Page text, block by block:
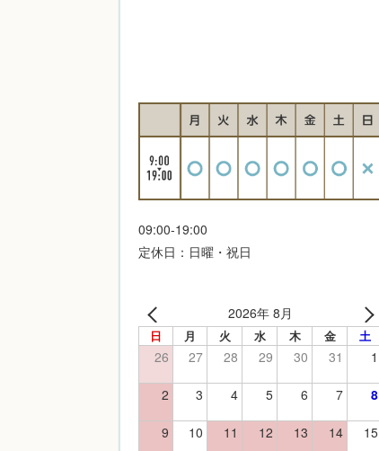
09:00-19:00
定休日：日曜・祝日
2026年 8月
日 月 火 水 木 金 土
26 27 28 29 30 31 1
2 3 4 5 6 7 8
9 10 11 12 13 14 15